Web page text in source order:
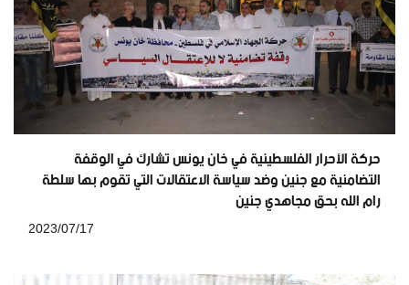
حركة الأحرار الفلسطينية في خان يونس تشارك في الوقفة
التضامنية مع جنين وضد سياسة الاعتقالات التي تقوم بها سلطة
رام الله بحق مجاهدي جنين